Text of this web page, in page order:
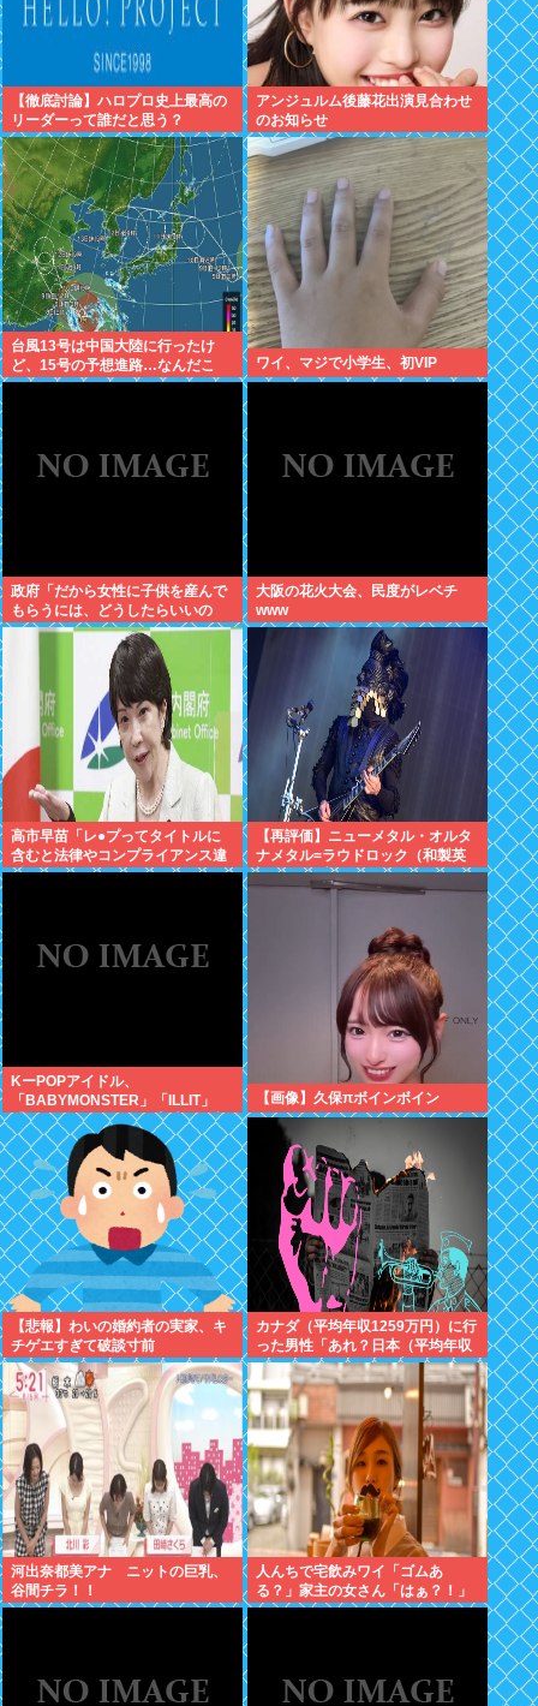
【徹底討論】ハロプロ史上最高の
リーダーって誰だと思う？
アンジュルム後藤花出演見合わせ
のお知らせ
台風13号は中国大陸に行ったけ
ど、15号の予想進路…なんだこ
れ？
ワイ、マジで小学生、初VIP
政府「だから女性に子供を産んで
もらうには、どうしたらいいの
よ;;」
大阪の花火大会、民度がレベチ
www
高市早苗「レ●プってタイトルに
含むと法律やコンプライアンス違
反だけどメスガキわからせなら問
【再評価】ニューメタル・オルタ
ナメタル=ラウドロック（和製英
語）がZに刺さってるらしい。お
前らがキッズの頃好きだったバン
KーPOPアイドル、
「BABYMONSTER」「ILLIT」
「RESCENE」の三国志時代に突
入！
【画像】久保πボインボイン
【悲報】わいの婚約者の実家、キ
チゲエすぎて破談寸前
カナダ（平均年収1259万円）に行
った男性「あれ？日本（平均年収
443万円）のフルーツ高すぎな
い？」
河出奈都美アナ ニットの巨乳、
谷間チラ！！
人んちで宅飲みワイ「ゴムあ
る？」家主の女さん「はぁ？！」
⇒結果www